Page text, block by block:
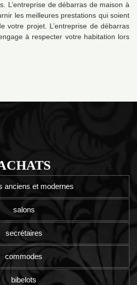
L’entreprise de débarras de maison à
les meilleures prestations qui soient
votre projet. L’entreprise de débarras
à respecter votre habitation lors
anciens et modernes
salons
secrétaires
commodes
bibelots